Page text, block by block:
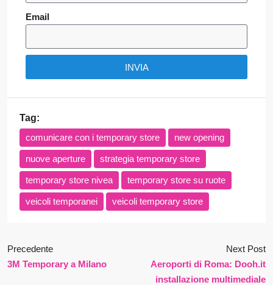
Email
INVIA
Tag:
comunicare con i temporary store
new opening
nuove aperture strategia temporary store
temporary store nivea temporary store su ruote
veicoli temporanei veicoli temporary store
Precedente
3M Temporary a Milano
Next Post
Aeroporti di Roma: Dooh.it
installazione multimediale